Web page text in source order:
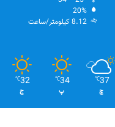
20%
8.12 کیلومتر/ساعت
37
℃
چ
34
℃
پ
32
℃
ج